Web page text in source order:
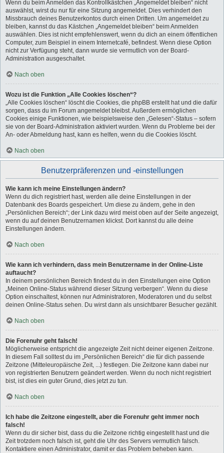
Wenn du beim Anmelden das Kontrollkästchen „Angemeldet bleiben“ nicht
auswählst, wirst du nur für eine Sitzung angemeldet. Dies verhindert den
Missbrauch deines Benutzerkontos durch einen Dritten. Um angemeldet zu
bleiben, kannst du das Kästchen „Angemeldet bleiben“ beim Anmelden
auswählen. Dies ist nicht empfehlenswert, wenn du dich an einem öffentlichen
Computer, zum Beispiel in einem Internetcafé, befindest. Wenn diese Option
nicht zur Verfügung steht, dann wurde sie vermutlich von der Board-
Administration ausgeschaltet.
Nach oben
Wozu ist die Funktion „Alle Cookies löschen“?
„Alle Cookies löschen“ löscht die Cookies, die phpBB erstellt hat und die dafür
sorgen, dass du im Forum angemeldet bleibst. Außerdem ermöglichen
Cookies einige Funktionen, wie beispielsweise den „Gelesen“-Status – sofern
sie von der Board-Administration aktiviert wurden. Wenn du Probleme bei der
An- oder Abmeldung hast, kann es helfen, wenn du die Cookies löscht.
Nach oben
Benutzerpräferenzen und -einstellungen
Wie kann ich meine Einstellungen ändern?
Wenn du dich registriert hast, werden alle deine Einstellungen in der
Datenbank des Boards gespeichert. Um diese zu ändern, gehe in den
„Persönlichen Bereich“; der Link dazu wird meist oben auf der Seite angezeigt,
wenn du auf deinen Benutzernamen klickst. Dort kannst du alle deine
Einstellungen ändern.
Nach oben
Wie kann ich verhindern, dass mein Benutzername in der Online-Liste
auftaucht?
In deinem persönlichen Bereich findest du in den Einstellungen eine Option
„Meinen Online-Status während dieser Sitzung verbergen“. Wenn du diese
Option einschaltest, können nur Administratoren, Moderatoren und du selbst
deinen Online-Status sehen. Du wirst dann als unsichtbarer Besucher gezählt.
Nach oben
Die Forenuhr geht falsch!
Möglicherweise entspricht die angezeigte Zeit nicht deiner eigenen Zeitzone.
In diesem Fall solltest du im „Persönlichen Bereich“ die für dich passende
Zeitzone (Mitteleuropäische Zeit, ...) festlegen. Die Zeitzone kann dabei nur
von registrierten Benutzern geändert werden. Wenn du noch nicht registriert
bist, ist dies ein guter Grund, dies jetzt zu tun.
Nach oben
Ich habe die Zeitzone eingestellt, aber die Forenuhr geht immer noch
falsch!
Wenn du dir sicher bist, dass du die Zeitzone richtig eingestellt hast und die
Zeit trotzdem noch falsch ist, geht die Uhr des Servers vermutlich falsch.
Kontaktiere einen Administrator, damit er das Problem beheben kann.